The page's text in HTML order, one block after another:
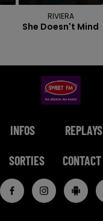
RIVIERA
She Doesn't Mind
INFOS REPLAYS
SORTIES CONTACT